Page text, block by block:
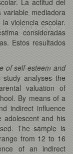
mediadora
violencia escolar.
consideradas
Estos resultados
of self-esteem and
study analyses the
valuation of
By means of a
indirect influence
adolescent and his
The sample is
from 12 to 16
of an indirect